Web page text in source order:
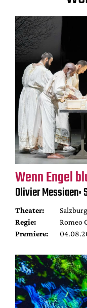
Wenn Engel
Olivier Messiaen:
Theater:
Regie:
Romeo
Premiere: